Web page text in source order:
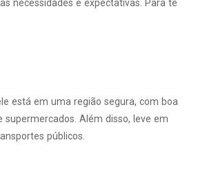
necessidades e expectativas. Para te
está em uma região segura, com boa
Além disso, leve em
públicos.